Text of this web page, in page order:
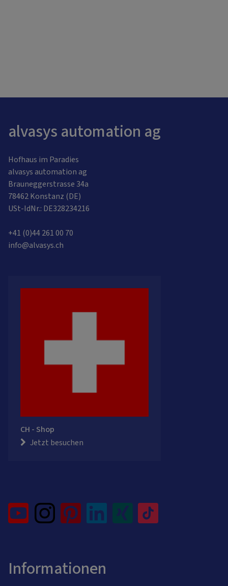
alvasys automation ag
Hofhaus im Paradies
alvasys automation ag
Brauneggerstrasse 34a
78462 Konstanz (DE)
USt-IdNr.: DE328234216
+41 (0)44 261 00 70
info@alvasys.ch
CH - Shop
Jetzt besuchen
Informationen